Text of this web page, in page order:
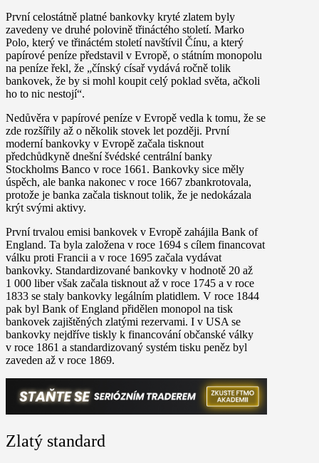
První celostátně platné bankovky kryté zlatem byly
zavedeny ve druhé polovině třináctého století. Marko
Polo, který ve třináctém století navštívil Čínu, a který
papírové peníze představil v Evropě, o státním monopolu
na peníze řekl, že „čínský císař vydává ročně tolik
bankovek, že by si mohl koupit celý poklad světa, ačkoli
ho to nic nestojí“.
Nedůvěra v papírové peníze v Evropě vedla k tomu, že se
zde rozšířily až o několik stovek let později. První
moderní bankovky v Evropě začala tisknout
předchůdkyně dnešní švédské centrální banky
Stockholms Banco v roce 1661. Bankovky sice měly
úspěch, ale banka nakonec v roce 1667 zbankrotovala,
protože je banka začala tisknout tolik, že je nedokázala
krýt svými aktivy.
První trvalou emisi bankovek v Evropě zahájila Bank of
England. Ta byla založena v roce 1694 s cílem financovat
válku proti Francii a v roce 1695 začala vydávat
bankovky. Standardizované bankovky v hodnotě 20 až
1 000 liber však začala tisknout až v roce 1745 a v roce
1833 se staly bankovky legálním platidlem. V roce 1844
pak byl Bank of England přidělen monopol na tisk
bankovek zajištěných zlatými rezervami. I v USA se
bankovky nejdříve tiskly k financování občanské války
v roce 1861 a standardizovaný systém tisku peněz byl
zaveden až v roce 1869.
Zlatý standard